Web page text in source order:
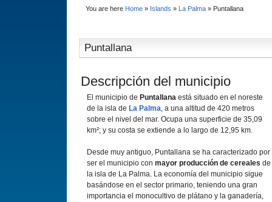
You are here Home» Islands » La Palma» Puntallana
Puntallana
Descripción del municipio
El municipio de Puntallana está situado en el noreste
de la isla de La Palma, a una altitud de 420 metros
sobre el nivel del mar. Ocupa una superficie de 35,09
km²; y su costa se extiende a lo largo de 12,95 km.
Desde muy antiguo, Puntallana se ha caracterizado por
ser el municipio con mayor producción de cereales de
la isla de La Palma. La economía del municipio sigue
basándose en el sector primario, teniendo una gran
importancia el monocultivo de plátano y la ganadería,